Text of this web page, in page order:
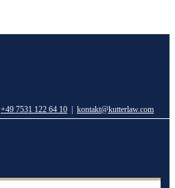
+49 7531 122 64 10 |kontakt@kutterlaw.com